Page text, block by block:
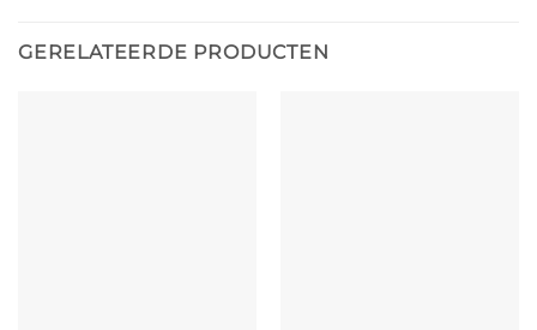
GERELATEERDE PRODUCTEN